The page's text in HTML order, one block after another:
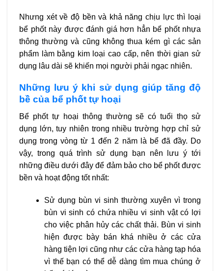
Nhưng xét về độ bền và khả năng chịu lực thì loại
bể phốt này được đánh giá hơn hẳn bể phốt nhựa
thông thường và cũng không thua kém gì các sản
phẩm làm bằng kim loại cao cấp, nên thời gian sử
dụng lâu dài sẽ khiến mọi người phải ngạc nhiên.
Những lưu ý khi sử dụng giúp tăng độ
bề của bể phốt tự hoại
Bể phốt tự hoại thông thường sẽ có tuổi thọ sử
dụng lớn, tuy nhiên trong nhiều trường hợp chỉ sử
dụng trong vòng từ 1 đến 2 năm là bể đã đầy. Do
vậy, trong quá trình sử dụng bạn nên lưu ý tới
những điều dưới đây để đảm bảo cho bể phốt được
bền và hoạt động tốt nhất:
Sử dụng bùn vi sinh thường xuyên vì trong
bùn vi sinh có chứa nhiều vi sinh vật có lợi
cho việc phân hủy các chất thải. Bùn vi sinh
hiện được bày bán khá nhiều ở các cửa
hàng tiện lợi cũng như các cửa hàng tạp hóa
vì thế bạn có thể dễ dàng tìm mua chúng ở